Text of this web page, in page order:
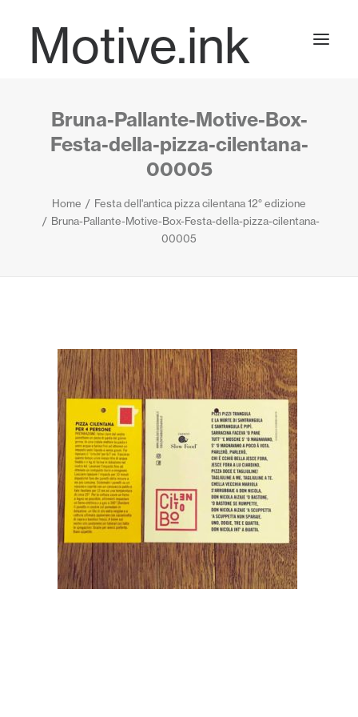
Motive.ink
Projects
Journal
Bruna-Pallante-Motive-Box-
Festa-della-pizza-cilentana-
00005
Home
Festa dell'antica pizza cilentana 12° edizione
Bruna-Pallante-Motive-Box-Festa-della-pizza-cilentana-
00005